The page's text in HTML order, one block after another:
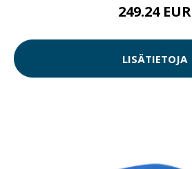
249.24 EUR
LISÄTIETOJA